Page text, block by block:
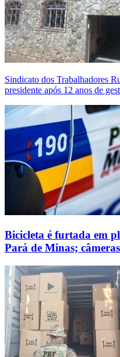
Sindicato dos Trabalhadores
presidente após 12 anos de
Bicicleta é furtada em
Pará de Minas;